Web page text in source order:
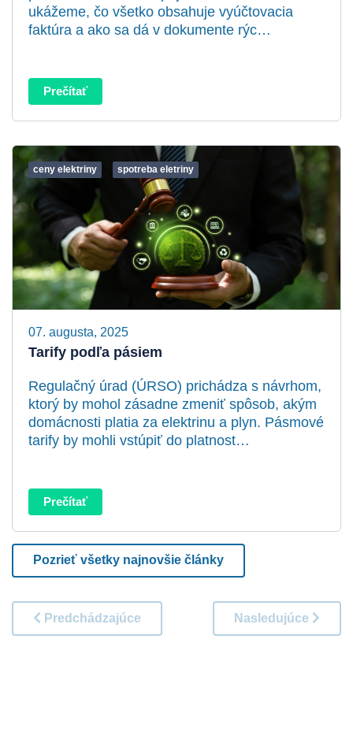
ukážeme, čo všetko obsahuje vyúčtovacia
faktúra a ako sa dá v dokumente rýc…
Prečítať
ceny elektriny spotreba eletriny
07. augusta, 2025
Tarify podľa pásiem
Regulačný úrad (ÚRSO) prichádza s návrhom,
ktorý by mohol zásadne zmeniť spôsob, akým
domácnosti platia za elektrinu a plyn. Pásmové
tarify by mohli vstúpiť do platnost…
Prečítať
Pozrieť všetky najnovšie články
Predchádzajúce Nasledujúce